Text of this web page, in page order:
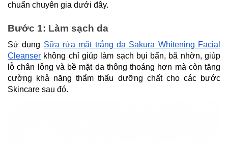
chuẩn chuyên gia dưới đây.
Bước 1: Làm sạch da
Sử dụng Sữa rửa mặt trắng da Sakura Whitening Facial
Cleanser không chỉ giúp làm sạch bụi bẩn, bã nhờn, giúp
lỗ chân lông và bề mặt da thông thoáng hơn mà còn tăng
cường khả năng thẩm thấu dưỡng chất cho các bước
Skincare sau đó.